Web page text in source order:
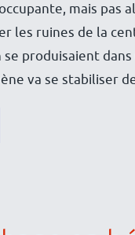
mais pas
les ruines de la
produisaient
va se stabiliser